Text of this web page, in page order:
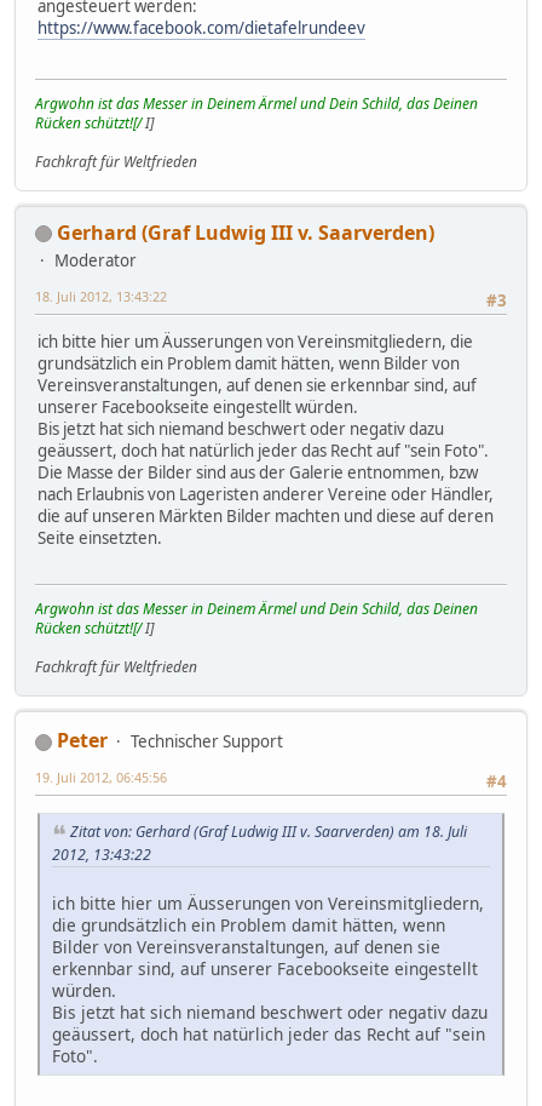
angesteuert werden:
https://www.facebook.com/dietafelrundeev
Argwohn ist das Messer in Deinem Ärmel und Dein Schild, das Deinen
Rücken schützt![/I]
Fachkraft für Weltfrieden
Gerhard (Graf Ludwig III v. Saarverden)
Moderator
#3
18. Juli 2012, 13:43:22
ich bitte hier um Äusserungen von Vereinsmitgliedern, die
grundsätzlich ein Problem damit hätten, wenn Bilder von
Vereinsveranstaltungen, auf denen sie erkennbar sind, auf
unserer Facebookseite eingestellt würden.
Bis jetzt hat sich niemand beschwert oder negativ dazu
geäussert, doch hat natürlich jeder das Recht auf "sein Foto".
Die Masse der Bilder sind aus der Galerie entnommen, bzw
nach Erlaubnis von Lageristen anderer Vereine oder Händler,
die auf unseren Märkten Bilder machten und diese auf deren
Seite einsetzten.
Argwohn ist das Messer in Deinem Ärmel und Dein Schild, das Deinen
Rücken schützt![/I]
Fachkraft für Weltfrieden
Peter
Technischer Support
#4
19. Juli 2012, 06:45:56
Zitat von: Gerhard (Graf Ludwig III v. Saarverden) am 18. Juli
2012, 13:43:22
ich bitte hier um Äusserungen von Vereinsmitgliedern,
die grundsätzlich ein Problem damit hätten, wenn
Bilder von Vereinsveranstaltungen, auf denen sie
erkennbar sind, auf unserer Facebookseite eingestellt
würden.
Bis jetzt hat sich niemand beschwert oder negativ dazu
geäussert, doch hat natürlich jeder das Recht auf "sein
Foto".